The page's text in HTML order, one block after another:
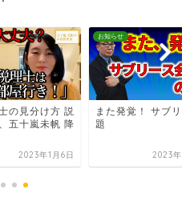
の見分け方 説
五十嵐未帆 降
2023年1月6日
お知らせ
また発覚！ サブリ
題
2023年3